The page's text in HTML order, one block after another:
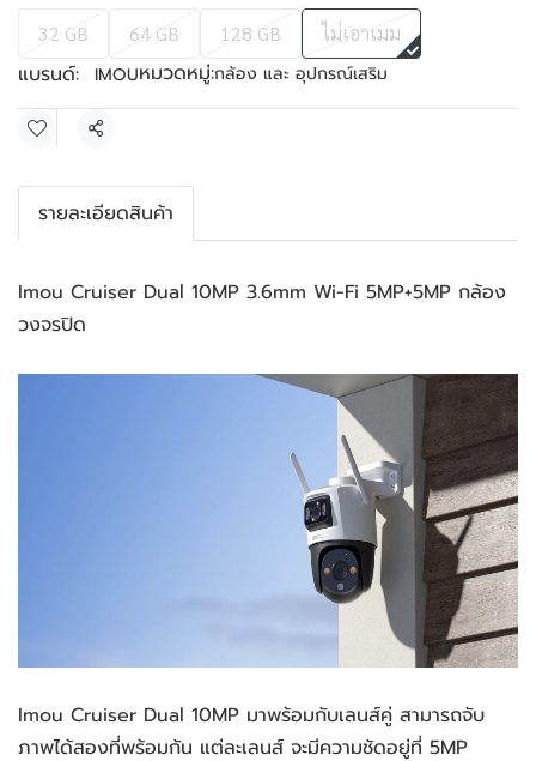
32 GB 64 GB 128 GB ไม่เอาเมม
แบรนด์: IMOUหมวดหมู่:กล้อง และ อุปกรณ์เสริม
แชร์
รายละเอียดสินค้า
Imou Cruiser Dual 10MP 3.6mm Wi-Fi 5MP+5MP กล้อง
วงจรปิด
Imou Cruiser Dual 10MP มาพร้อมกับเลนส์คู่ สามารถจับ
ภาพได้สองที่พร้อมกัน แต่ละเลนส์ จะมีความชัดอยู่ที่ 5MP